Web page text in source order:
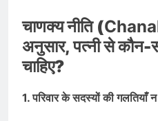
चाणक्य नीति (
अनुसार, पत्नी से कौन-
चाहिए?
1. परिवार के सदस्यों की गलतियाँ न